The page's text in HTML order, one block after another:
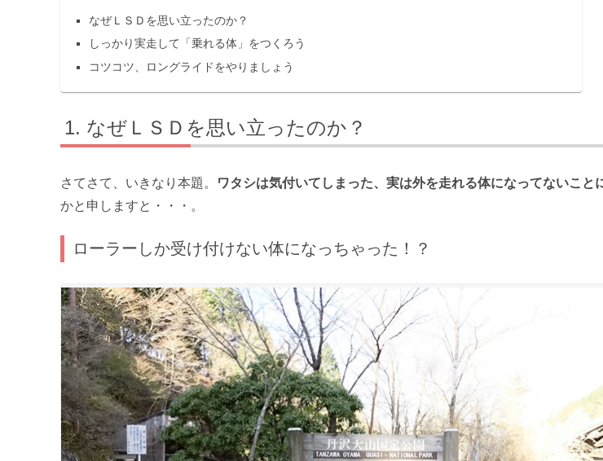
なぜＬＳＤを思い立ったのか？
しっかり実走して「乗れる体」をつくろう
コツコツ、ロングライドをやりましょう
なぜＬＳＤを思い立ったのか？
さてさて、いきなり本題。 ワタシは気付いてしまった、実は外を走れる体になってないこと
かと申しますと・・・。
ローラーしか受け付けない体になっちゃった！？